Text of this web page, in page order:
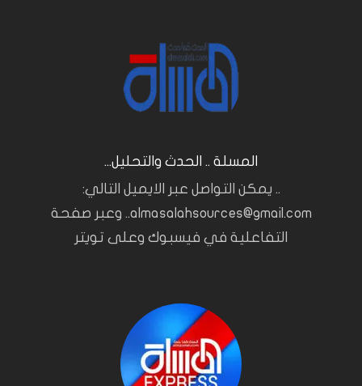
المسلة .. الحدث والتحليل...
.. يمكن التواصل عبر الايميل التالي:
almasalahsources@gmail.com.. وعبر صفحة
التفاعلية في فيسبوك وعلى تويتر